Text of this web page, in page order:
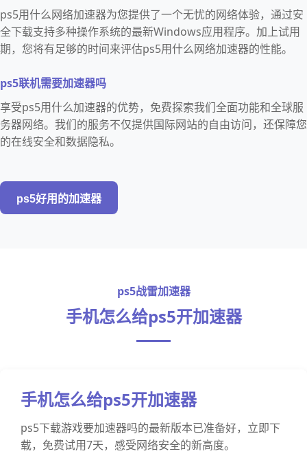
ps5用什么网络加速器为您提供了一个无忧的网络体验，通过安
全下载支持多种操作系统的最新Windows应用程序。加上试用
期，您将有足够的时间来评估ps5用什么网络加速器的性能。
ps5联机需要加速器吗
享受ps5用什么加速器的优势，免费探索我们全面功能和全球服
务器网络。我们的服务不仅提供国际网站的自由访问，还保障您
的在线安全和数据隐私。
ps5好用的加速器
ps5战雷加速器
手机怎么给ps5开加速器
手机怎么给ps5开加速器
ps5下载游戏要加速器吗的最新版本已准备好，立即下
载，免费试用7天，感受网络安全的新高度。